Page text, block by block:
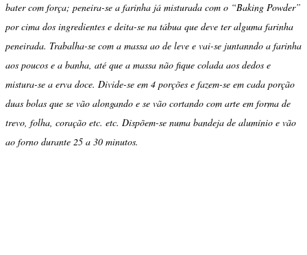
bater com força; peneira-se a farinha já misturada com o “Baking Powder”
por cima dos ingredientes e deita-se na tábua que deve ter alguma farinha
peneirada. Trabalha-se com a massa ao de leve e vai-se juntanndo a farinha
aos poucos e a banha, até que a massa não fique colada aos dedos e
mistura-se a erva doce. Divide-se em 4 porções e fazem-se em cada porção
duas bolas que se vão alongando e se vão cortando com arte em forma de
trevo, folha, coração etc. etc. Dispõem-se numa bandeja de alumínio e vão
ao forno durante 25 a 30 minutos.